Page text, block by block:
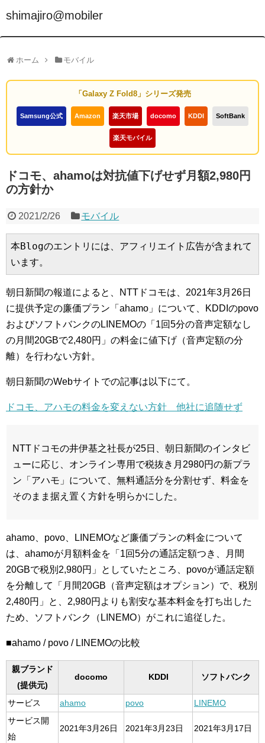
shimajiro@mobiler
ホーム モバイル
「Galaxy Z Fold8」シリーズ発売
Samsung公式 Amazon 楽天市場 docomo KDDI SoftBank
楽天モバイル
ドコモ、ahamoは対抗値下げせず月額2,980円
の方針か
2021/2/26 モバイル
本Blogのエントリには、アフィリエイト広告が含まれて
います。
朝日新聞の報道によると、NTTドコモは、2021年3月26日
に提供予定の廉価プラン「ahamo」について、KDDIのpovo
およびソフトバンクのLINEMOの「1回5分の音声定額なし
の月間20GBで2,480円」の料金に値下げ（音声定額の分
離）を行わない方針。
朝日新聞のWebサイトでの記事は以下にて。
ドコモ、アハモの料金を変えない方針 他社に追随せず
NTTドコモの井伊基之社長が25日、朝日新聞のインタビ
ューに応じ、オンライン専用で税抜き月2980円の新プラ
ン「アハモ」について、無料通話分を分割せず、料金を
そのまま据え置く方針を明らかにした。
ahamo、povo、LINEMOなど廉価プランの料金について
は、ahamoが月額料金を「1回5分の通話定額つき、月間
20GBで税別2,980円」としていたところ、povoが通話定額
を分離して「月間20GB（音声定額はオプション）で、税別
2,480円」と、2,980円よりも割安な基本料金を打ち出した
ため、ソフトバンク（LINEMO）がこれに追従した。
■ahamo / povo / LINEMOの比較
親ブランド
(提供元)
docomo KDDI ソフトバンク
サービス ahamo povo
LINEMO
サービス開
始
2021年3月26日 2021年3月23日 2021年3月17日